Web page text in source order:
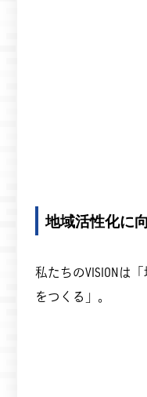
地域活性化に
私たちのVISIONは
をつくる」。